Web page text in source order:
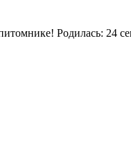
Родилась: